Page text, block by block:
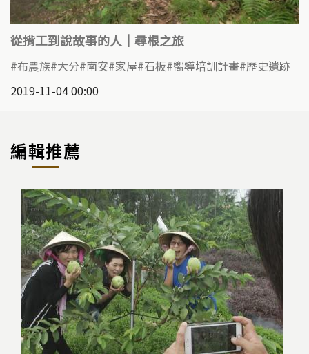
從揹工到說故事的人｜尋根之旅
布農族 大分 南安 家屋 石板 嚮導培訓計畫 歷史遺跡
2019-11-04 00:00
編輯推薦